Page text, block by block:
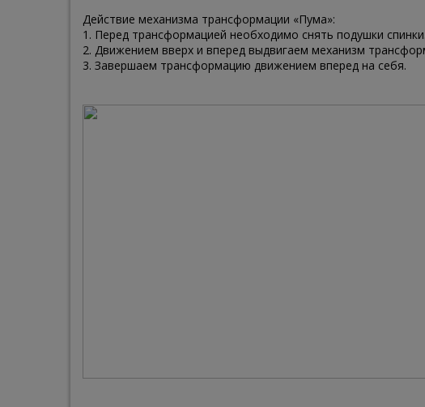
Действие механизма трансформации «Пума»:
1. Перед трансформацией необходимо снять подушки спинки.
2. Движением вверх и вперед выдвигаем механизм
3. Завершаем трансформацию движением вперед на себя.